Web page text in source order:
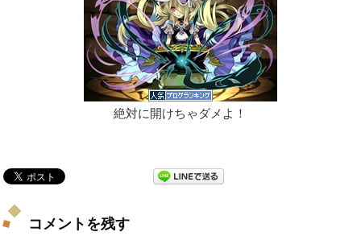
絶対に開けちゃダメよ！
コメントを残す